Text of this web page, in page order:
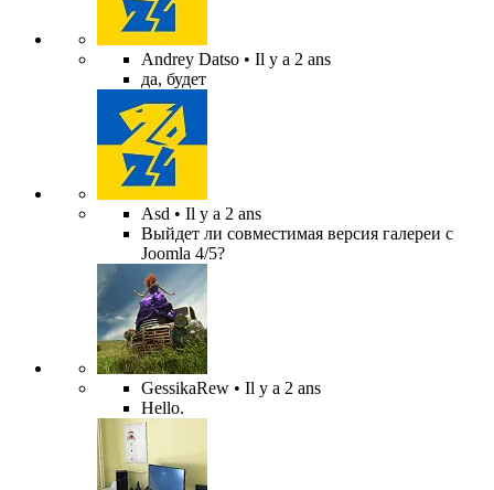
Andrey Datso • Il y a 2 ans
да, будет
Asd • Il y a 2 ans
Выйдет ли совместимая версия галереи с
Joomla 4/5?
GessikaRew • Il y a 2 ans
Hello.